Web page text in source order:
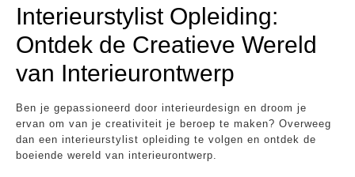
Interieurstylist Opleiding:
Ontdek de Creatieve Wereld
van Interieurontwerp
Ben je gepassioneerd door interieurdesign en droom je
ervan om van je creativiteit je beroep te maken? Overweeg
dan een interieurstylist opleiding te volgen en ontdek de
boeiende wereld van interieurontwerp.